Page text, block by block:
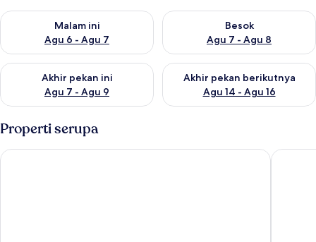
Malam ini
Agu 6 - Agu 7
Periksa ketersediaan untuk malam ini Agu 6 - Agu 7
Besok
Agu 7 - Agu 8
Periksa ketersediaan untuk
Akhir pekan ini
Agu 7 - Agu 9
Periksa ketersediaan untuk akhir pekan ini Agu 7 - Agu 9
Akhir pekan berikutnya
Agu 14 - Agu 16
Periksa ketersediaan untuk
Properti serupa
Sutera @ Mantanani Island Resort & Spa Cube